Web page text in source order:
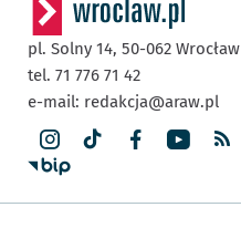
pl. Solny 14, 50-062 Wrocław
tel. 71 776 71 42
e-mail: redakcja@araw.pl